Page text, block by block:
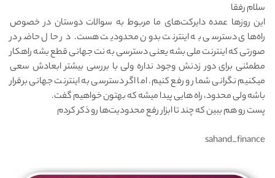
سلام رفقا
این روزها عمده دایرکت‌های ما مربوط به سوالات دوستان در خصوص
راه‌های دسترسی به اینترنت بدون محدودیت هست.‌ در حال حاضر در
صورتی که اینترنت ملی بشه یعنی دسترسی به نت جهانی قطع بشه راهکار
مطمئنی برای دور زدنش وجود نداره ولی با بررسی بیشتر ابعادش سعی
میکنیم نگرانی شما رو رفع کنیم. اما اگر دسترسی به اینترنت جهانی برقرار
باشه ولی محدود، راه هایی پیدا میشه که بهتون خواهیم گفت.
پست رو هم ببین که چند تا ابزار رفع محدودیت‌ها رو ذکر کردم
sahand_finance